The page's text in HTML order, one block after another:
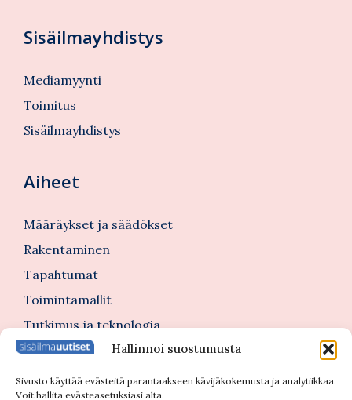
Hallinnoi suostumusta
Sivusto käyttää evästeitä parantaakseen kävijäkokemusta ja analytiikkaa.
Voit hallita evästeasetuksiasi alta.
Sisäilmayhdistys
Mediamyynti
Toimitus
Sisäilmayhdistys
Aiheet
Määräykset ja säädökset
Rakentaminen
Tapahtumat
Toimintamallit
Tutkimus ja teknologia
Tutustu myös